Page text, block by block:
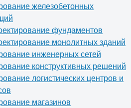
железобетонных
фундаментов
монолитных зданий
инженерных сетей
конструктивных решений
логистических центров и
магазинов